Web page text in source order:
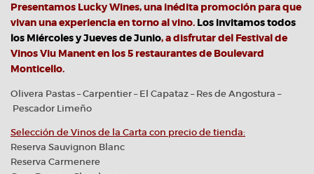
Presentamos Lucky Wines, una inédita promoción para que
vivan una experiencia en torno al vino. Los invitamos todos
los Miércoles y Jueves de Junio, a disfrutar del Festival de
Vinos Viu Manent en los 5 restaurantes de Boulevard
Monticello.
Olivera Pastas – Carpentier – El Capataz – Res de Angostura –
Pescador Limeño
Selección de Vinos de la Carta con precio de tienda:
Reserva Sauvignon Blanc
Reserva Carmenere